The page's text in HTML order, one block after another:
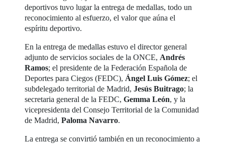
deportivos tuvo lugar la entrega de medallas, todo un
reconocimiento al esfuerzo, el valor que aúna el
espíritu deportivo.
En la entrega de medallas estuvo el director general
adjunto de servicios sociales de la ONCE, Andrés
Ramos; el presidente de la Federación Española de
Deportes para Ciegos (FEDC), Ángel Luis Gómez; el
subdelegado territorial de Madrid,Jesús Buitrago; la
secretaria general de la FEDC,Gemma León, y la
vicepresidenta del Consejo Territorial de la Comunidad
de Madrid,Paloma Navarro.
La entrega se convirtió también en un reconocimiento a